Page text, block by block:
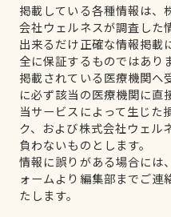
掲載している各種情報は、
会社ウェルネスが調査した
出来るだけ正確な情報掲載
全に保証するものではあり
掲載されている医療機関へ
に必ず該当の医療機関に直
当サービスによって生じた
ク、および株式会社ウェル
負わないものとします。
情報に誤りがある場合には
ォームより編集部までご連
たします。